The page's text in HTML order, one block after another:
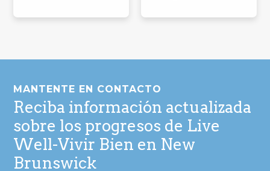
de
página
MANTENTE EN CONTACTO
Reciba información actualizada
sobre los progresos de Live
Well-Vivir Bien en New
Brunswick